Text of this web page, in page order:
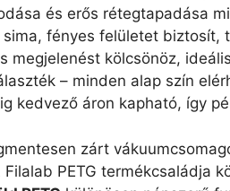
és erős rétegtapadása
fényes felületet biztosít,
megjelenést kölcsönöz,
– minden alap szín
kedvező áron kapható, így
zárt
PETG termékcsaládja